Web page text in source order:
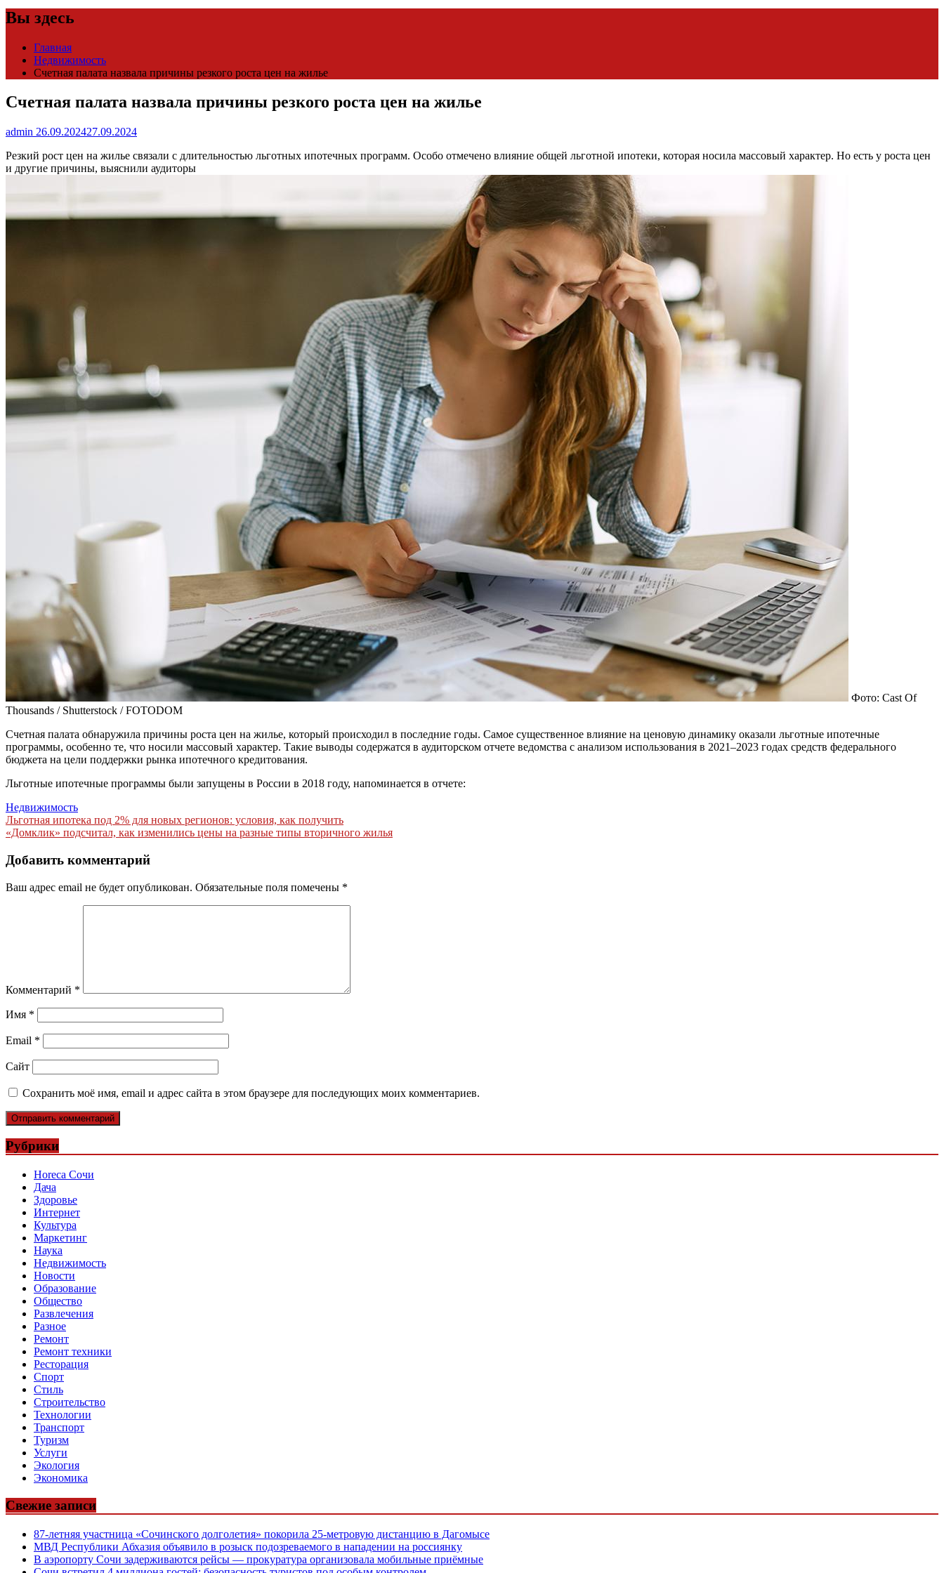
Вы здесь
Главная
Недвижимость
Счетная палата назвала причины резкого роста цен на жилье
Счетная палата назвала причины резкого роста цен на жилье
admin 26.09.202427.09.2024
Резкий рост цен на жилье связали с длительностью льготных ипотечных программ. Особо отмечено влияние общей льготной ипотеки, которая носила массовый характер. Но есть у роста цен
и другие причины, выяснили аудиторы
Фото: Cast Of
Thousands / Shutterstock / FOTODOM
Счетная палата обнаружила причины роста цен на жилье, который происходил в последние годы. Самое существенное влияние на ценовую динамику оказали льготные ипотечные
программы, особенно те, что носили массовый характер. Такие выводы содержатся в аудиторском отчете ведомства с анализом использования в 2021–2023 годах средств федерального
бюджета на цели поддержки рынка ипотечного кредитования.
Льготные ипотечные программы были запущены в России в 2018 году, напоминается в отчете:
Недвижимость
Навигация
по
записям
Льготная ипотека под 2% для новых регионов: условия, как получить
«Домклик» подсчитал, как изменились цены на разные типы вторичного жилья
Добавить комментарий
Ваш адрес email не будет опубликован. Обязательные поля помечены *
Комментарий *
Имя *
Email *
Сайт
Сохранить моё имя, email и адрес сайта в этом браузере для последующих моих комментариев.
Рубрики
Horeca Сочи
Дача
Здоровье
Интернет
Культура
Маркетинг
Наука
Недвижимость
Новости
Образование
Общество
Развлечения
Разное
Ремонт
Ремонт техники
Ресторация
Спорт
Стиль
Строительство
Технологии
Транспорт
Туризм
Услуги
Экология
Экономика
Свежие записи
87-летняя участница «Сочинского долголетия» покорила 25-метровую дистанцию в Дагомысе
МВД Республики Абхазия объявило в розыск подозреваемого в нападении на россиянку
В аэропорту Сочи задерживаются рейсы — прокуратура организовала мобильные приёмные